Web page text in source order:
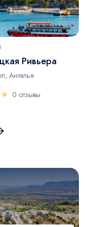
Ривьера
Анталья
0 отзывы